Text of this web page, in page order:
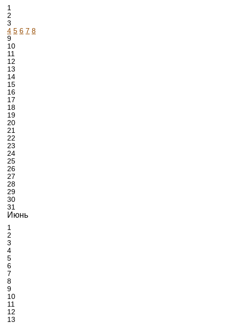
1
2
3
4 5 6 7 8
9
10
11
12
13
14
15
16
17
18
19
20
21
22
23
24
25
26
27
28
29
30
31
Июнь
1
2
3
4
5
6
7
8
9
10
11
12
13